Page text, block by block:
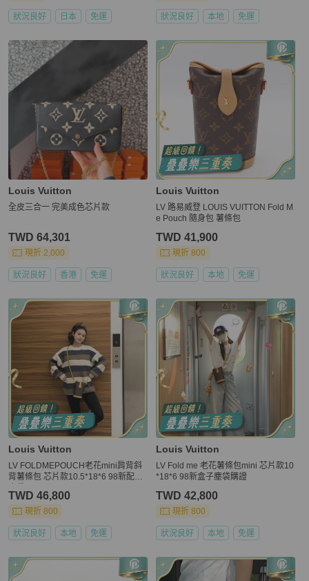
狀況良好 日本 免運 狀況良好 本地 免運
Louis Vuitton
全皮三合一 完美成色芯片款
TWD 64,301
現折 2,000
狀況良好 香港 免運
Louis Vuitton
LV 路易威登 LOUIS VUITTON Fold M
e Pouch 隨身包 薯條包
TWD 41,900
現折 800
狀況良好 本地 免運
Louis Vuitton
LV FOLDMEPOUCH老花mini肩背斜
背薯條包 芯片款10.5*18*6 98新配件
TWD 46,800
現折 800
狀況良好 本地 免運
Louis Vuitton
LV Fold me 老花薯條包mini 芯片款10
*18*6 98新盒子塵袋購證
TWD 42,800
現折 800
狀況良好 本地 免運